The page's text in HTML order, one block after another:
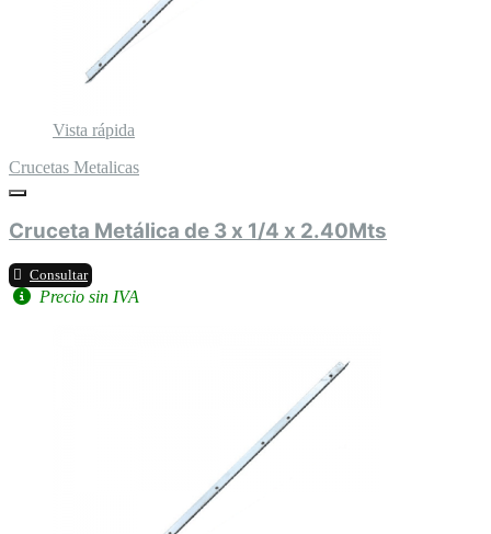
Vista rápida
Crucetas Metalicas
Cruceta Metálica de 3 x 1/4 x 2.40Mts
Consultar
Precio sin IVA